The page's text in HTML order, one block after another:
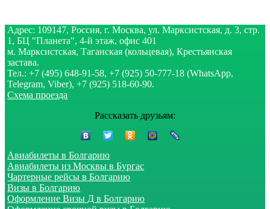
Адрес: 109147, Россия, г. Москва, ул. Марксистская, д. 3, стр.
1, БЦ "Планета", 4-й этаж, офис 401
м. Марксистская, Таганская (кольцевая), Крестьянская
застава.
Тел.:+7 (495) 648-91-58, +7 (925) 50-777-18 (WhatsApp,
Telegram, Viber), +7 (925) 518-60-90.
Схема проезда
Рассказать друзьям:
Авиабилеты в Болгарию
Авиабилеты из Москвы в Бургас
Чартерные рейсы в Болгарию
Визы в Болгарию
Оформление Визы Д в Болгарию